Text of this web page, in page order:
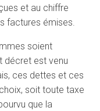
et au chiffre
factures émises.
soient
décret est venu
ces dettes et ces
soit toute taxe
que la